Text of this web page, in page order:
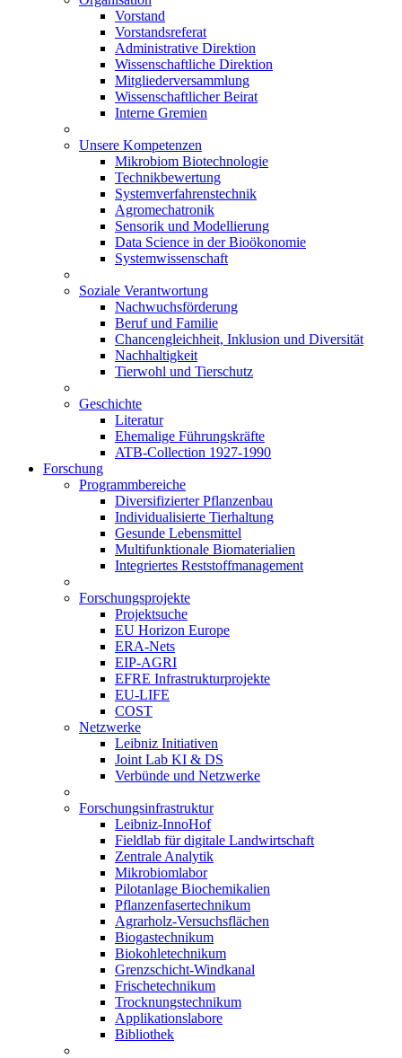
Vorstand
Vorstandsreferat
Administrative Direktion
Wissenschaftliche Direktion
Mitgliederversammlung
Wissenschaftlicher Beirat
Interne Gremien
Unsere Kompetenzen
Mikrobiom Biotechnologie
Technikbewertung
Systemverfahrenstechnik
Agromechatronik
Sensorik und Modellierung
Data Science in der Bioökonomie
Systemwissenschaft
Soziale Verantwortung
Nachwuchsförderung
Beruf und Familie
Chancengleichheit, Inklusion und Diversität
Nachhaltigkeit
Tierwohl und Tierschutz
Geschichte
Literatur
Ehemalige Führungskräfte
ATB-Collection 1927-1990
Forschung
Programmbereiche
Diversifizierter Pflanzenbau
Individualisierte Tierhaltung
Gesunde Lebensmittel
Multifunktionale Biomaterialien
Integriertes Reststoffmanagement
Forschungsprojekte
Projektsuche
EU Horizon Europe
ERA-Nets
EIP-AGRI
EFRE Infrastrukturprojekte
EU-LIFE
COST
Netzwerke
Leibniz Initiativen
Joint Lab KI & DS
Verbünde und Netzwerke
Forschungsinfrastruktur
Leibniz-InnoHof
Fieldlab für digitale Landwirtschaft
Zentrale Analytik
Mikrobiomlabor
Pilotanlage Biochemikalien
Pflanzenfasertechnikum
Agrarholz-Versuchsflächen
Biogastechnikum
Biokohletechnikum
Grenzschicht-Windkanal
Frischetechnikum
Trocknungstechnikum
Applikationslabore
Bibliothek